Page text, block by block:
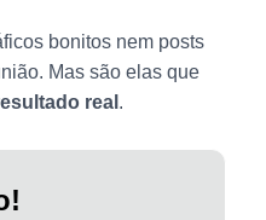
bonitos nem posts
Mas são elas que
real .